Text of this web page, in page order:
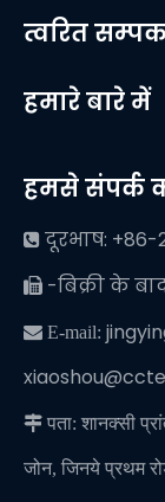
त्वरित
हमारे बारे में
हमसे संपर्क
 दूरभाष: +86-
 -बिक्री के
 E-mail:
 पता: शानक्सी
जोन, जिनये प्रथम